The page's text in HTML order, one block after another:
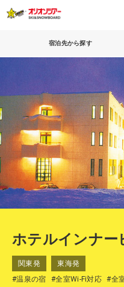
宿泊先から探す
ホテルインナー
関東発
東海発
#温泉の宿
#全室Wi-Fi対応 #全